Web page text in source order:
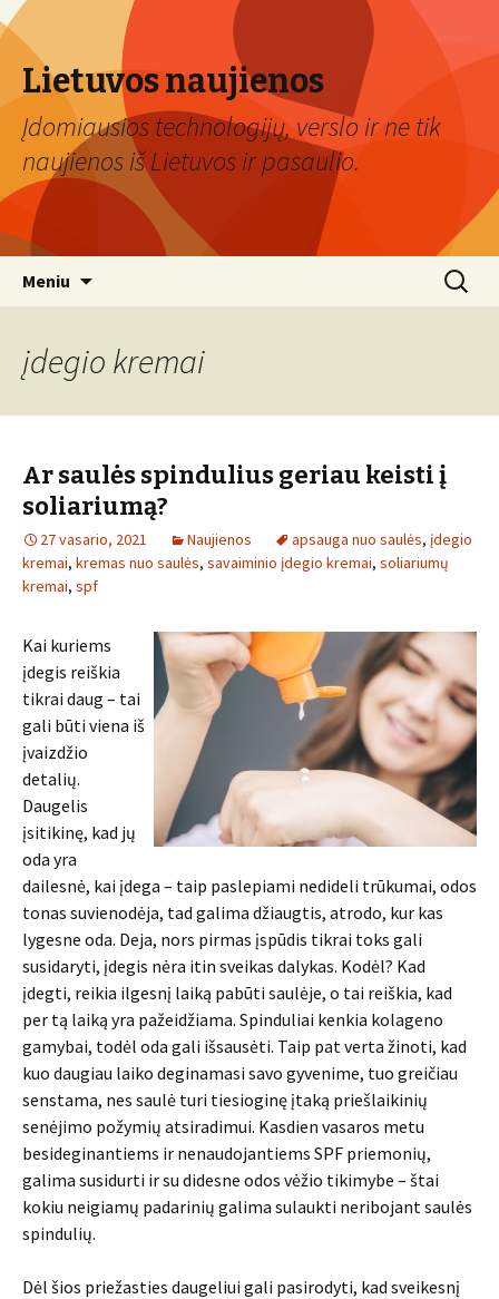
Lietuvos naujienos
Įdomiausios technologijų, verslo ir ne tik
naujienos iš Lietuvos ir pasaulio.
Meniu Ieškoti:
įdegio kremai
Ar saulės spindulius geriau keisti į
soliariumą?
27 vasario, 2021 Naujienos apsauga nuo saulės, įdegio
kremai, kremas nuo saulės, savaiminio įdegio kremai, soliariumų
kremai, spf
Kai kuriems
įdegis reiškia
tikrai daug – tai
gali būti viena iš
įvaizdžio
detalių.
Daugelis
įsitikinę, kad jų
oda yra
dailesnė, kai įdega – taip paslepiami nedideli trūkumai, odos
tonas suvienodėja, tad galima džiaugtis, atrodo, kur kas
lygesne oda. Deja, nors pirmas įspūdis tikrai toks gali
susidaryti, įdegis nėra itin sveikas dalykas. Kodėl? Kad
įdegti, reikia ilgesnį laiką pabūti saulėje, o tai reiškia, kad
per tą laiką yra pažeidžiama. Spinduliai kenkia kolageno
gamybai, todėl oda gali išsausėti. Taip pat verta žinoti, kad
kuo daugiau laiko deginamasi savo gyvenime, tuo greičiau
senstama, nes saulė turi tiesioginę įtaką priešlaikinių
senėjimo požymių atsiradimui. Kasdien vasaros metu
besideginantiems ir nenaudojantiems SPF priemonių,
galima susidurti ir su didesne odos vėžio tikimybe – štai
kokiu neigiamų padarinių galima sulaukti neribojant saulės
spindulių.
Dėl šios priežasties daugeliui gali pasirodyti, kad sveikesnį